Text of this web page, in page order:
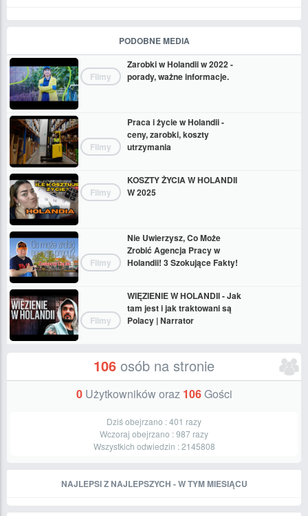
PODOBNE MEDIA
Filmy
Zarobki w Holandii w 2022 -
porady, ważne informacje.
Filmy
Praca i życie w Holandii -
ceny, zarobki, koszty
utrzymania
Filmy
KOSZTY ŻYCIA W HOLANDII
W 2025
Filmy
Nie Uwierzysz, Co Może
Zrobić Agencja Pracy w
Holandii! 3 Szokujące Fakty!
Filmy
WIĘZIENIE W HOLANDII - Jak
tam jest i jak traktowani są
Polacy | Narrator
106 osób na stronie
0Użytkowników oraz 106Gości
Dziś obejrzano :401 razy
Wczoraj obejrzano :987 razy
Wszystkich odwiedzin :2145808
NAJLEPSI Z NAJLEPSZYCH - W TYM MIESIĄCU